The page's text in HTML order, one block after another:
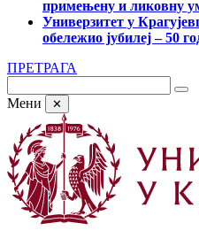
примењену и ликовну
Универзитет у
обележио јубилеј – 50
ПРЕТРАГА
Мени ✕